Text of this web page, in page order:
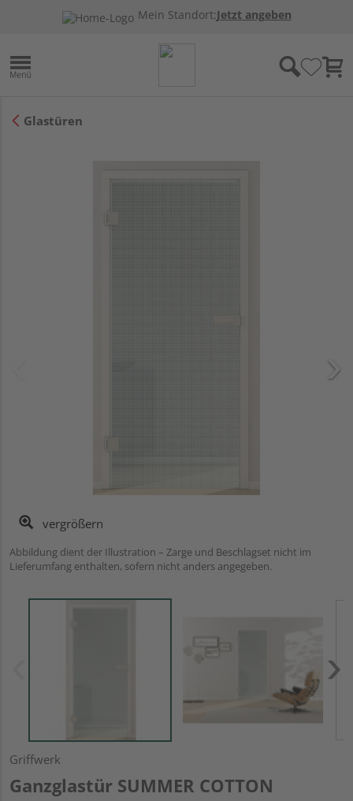
Mein Standort:Jetzt angeben
Glastüren
vergrößern
Abbildung dient der Illustration – Zarge und Beschlagset nicht im
Lieferumfang enthalten, sofern nicht anders angegeben.
Griffwerk
Ganzglastür SUMMER COTTON